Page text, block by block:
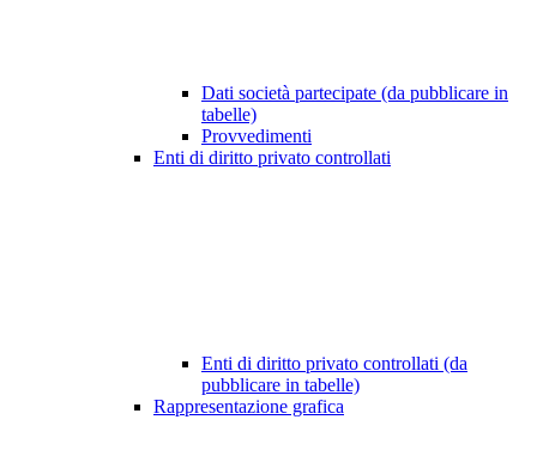
Dati società partecipate (da pubblicare in
tabelle)
Provvedimenti
Enti di diritto privato controllati
Enti di diritto privato controllati (da
pubblicare in tabelle)
Rappresentazione grafica